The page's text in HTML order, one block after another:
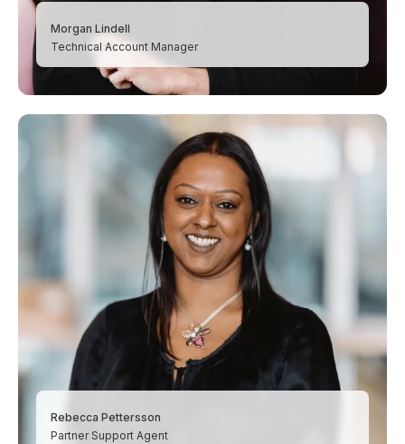
Morgan Lindell
Technical Account Manager
Rebecca Pettersson
Partner Support Agent